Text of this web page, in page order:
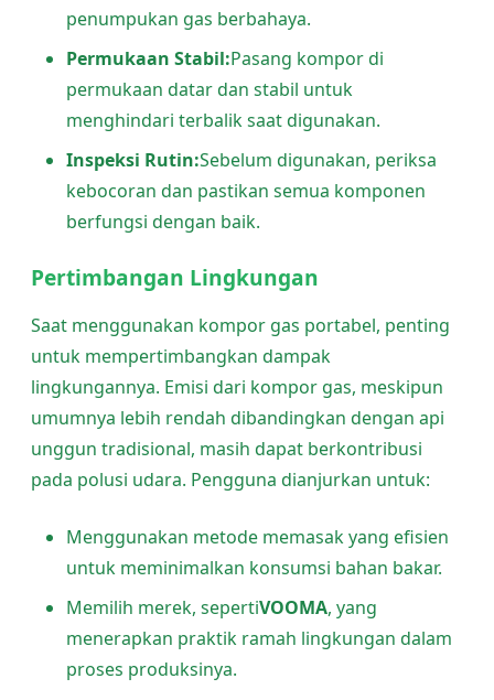
penumpukan gas berbahaya.
Permukaan Stabil:Pasang kompor di
permukaan datar dan stabil untuk
menghindari terbalik saat digunakan.
Inspeksi Rutin:Sebelum digunakan, periksa
kebocoran dan pastikan semua komponen
berfungsi dengan baik.
Pertimbangan Lingkungan
Saat menggunakan kompor gas portabel, penting
untuk mempertimbangkan dampak
lingkungannya. Emisi dari kompor gas, meskipun
umumnya lebih rendah dibandingkan dengan api
unggun tradisional, masih dapat berkontribusi
pada polusi udara. Pengguna dianjurkan untuk:
Menggunakan metode memasak yang efisien
untuk meminimalkan konsumsi bahan bakar.
Memilih merek, sepertiVOOMA, yang
menerapkan praktik ramah lingkungan dalam
proses produksinya.